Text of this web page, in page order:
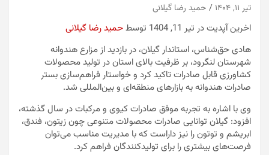
تیر ۱۱, ۱۴۰۴ حمید رضا گیلانی
اخرین آپدیت در تیر 11, 1404 توسط
حمید رضا گیلانی
هادی حق‌شناس، استاندار گیلان، در بازدید از مزارع هندوانه
شهرستان لنگرود، بر ظرفیت بالای استان در تولید محصولات
کشاورزی قابل صادرات تاکید کرد و خواستار فراهم‌سازی بستر
صادرات هندوانه به بازارهای منطقه‌ای و بین‌المللی شد.
وی با اشاره به تجربه موفق صادرات کیوی و مرکبات در سال گذشته،
افزود: گیلان توانایی صادرات محصولات متنوعی چون زیتون، فندق،
ابریشم و توتون را نیز داراست که با مدیریت مناسب می‌توان
فرصت‌های بیشتری را برای تولیدکنندگان فراهم کرد.